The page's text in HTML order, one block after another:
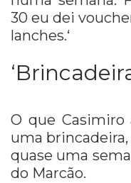
30 eu dei
lanches.‘
O que Casimiro
uma
quase uma
do Marcão.